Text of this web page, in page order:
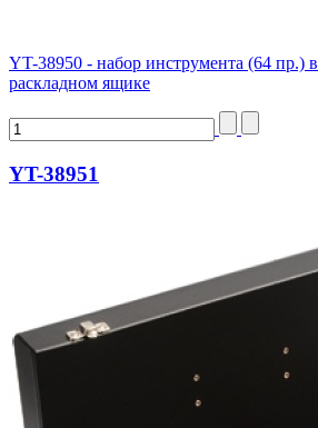
YT-38950 - набор инструмента (64 пр.) в
раскладном ящике
YT-38951